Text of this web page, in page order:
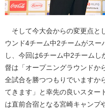
そして今大会からの変更点と
ウンド4チーム中2チームがス
し、今回は6チーム中2チーム
督は「オープニングラウンドか
全試合を勝つつもりでいますか
てきます」と幸先の良いスター
は直前合宿となる宮崎キャンプ